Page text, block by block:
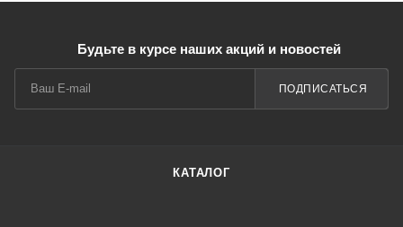
Будьте в курсе наших акций и новостей
ПОДПИСАТЬСЯ
КАТАЛОГ